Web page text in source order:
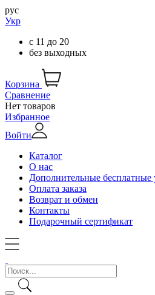
рус
Укр
с 11 до 20
без выходных
Корзина
Сравнение
Нет товаров
Избранное
Войти
Каталог
О нас
Дополнительные бесплатные
Оплата заказа
Возврат и обмен
Контакты
Подарочный сертификат